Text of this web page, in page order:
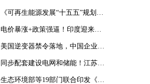
《可再生能源发展“十五五”规划》为五类企业带来新机遇！
电价暴涨+政策强逼！印度迎来千亿级储能市场风口
美国逆变器禁令落地，中国企业将面临哪些挑战？
同步配套建设电网和储能！江苏印发分布式光伏发展实施方案（2026-2030年）
生态环境部等19部门联合印发《国家应对气候变化“十五五”规划》